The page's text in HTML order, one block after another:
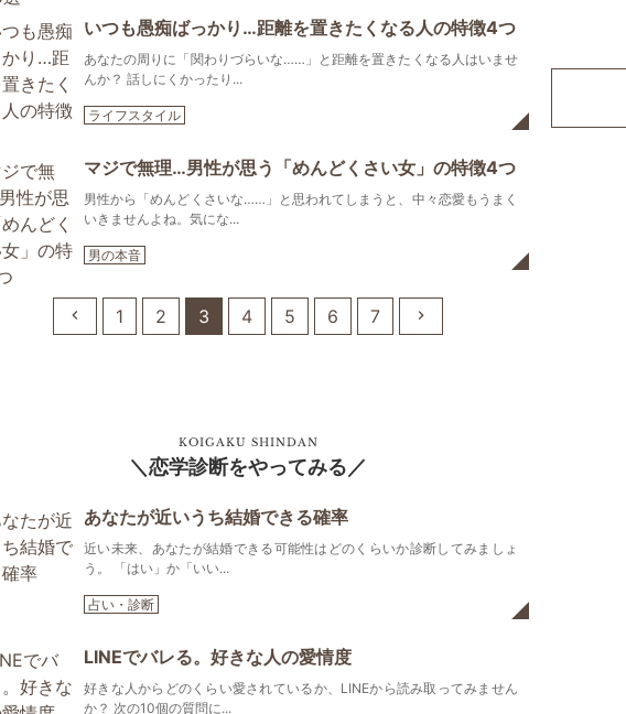
いつも愚痴ばっかり…距離を置きたくなる人の特徴4つ
あなたの周りに「関わりづらいな……」と距離を置きたくなる人はいませ
んか？ 話しにくかったり...
ライフスタイル
マジで無理…男性が思う「めんどくさい女」の特徴4つ
男性から「めんどくさいな……」と思われてしまうと、中々恋愛もうまく
いきませんよね。気にな...
男の本音
1 2 3 4 5 6 7
KOIGAKU SHINDAN
恋学診断をやってみる
あなたが近いうち結婚できる確率
近い未来、あなたが結婚できる可能性はどのくらいか診断してみましょ
う。 「はい」か「いい...
占い・診断
LINEでバレる。好きな人の愛情度
好きな人からどのくらい愛されているか、LINEから読み取ってみません
か？ 次の10個の質問に...